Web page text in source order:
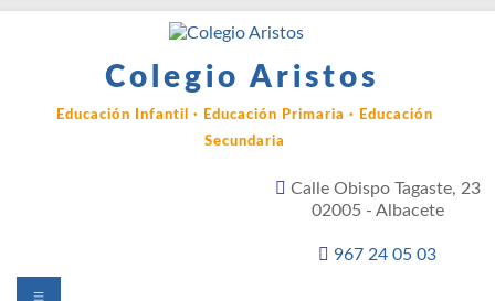
Colegio Aristos
Educación Infantil · Educación Primaria · Educación
Secundaria
Calle Obispo Tagaste, 23
02005 - Albacete
967 24 05 03
Menú